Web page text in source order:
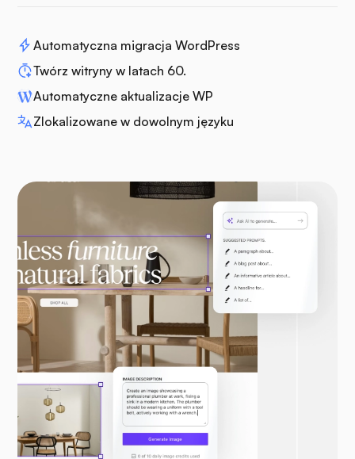
Automatyczna migracja WordPress
Twórz witryny w latach 60.
Automatyczne aktualizacje WP
Zlokalizowane w dowolnym języku